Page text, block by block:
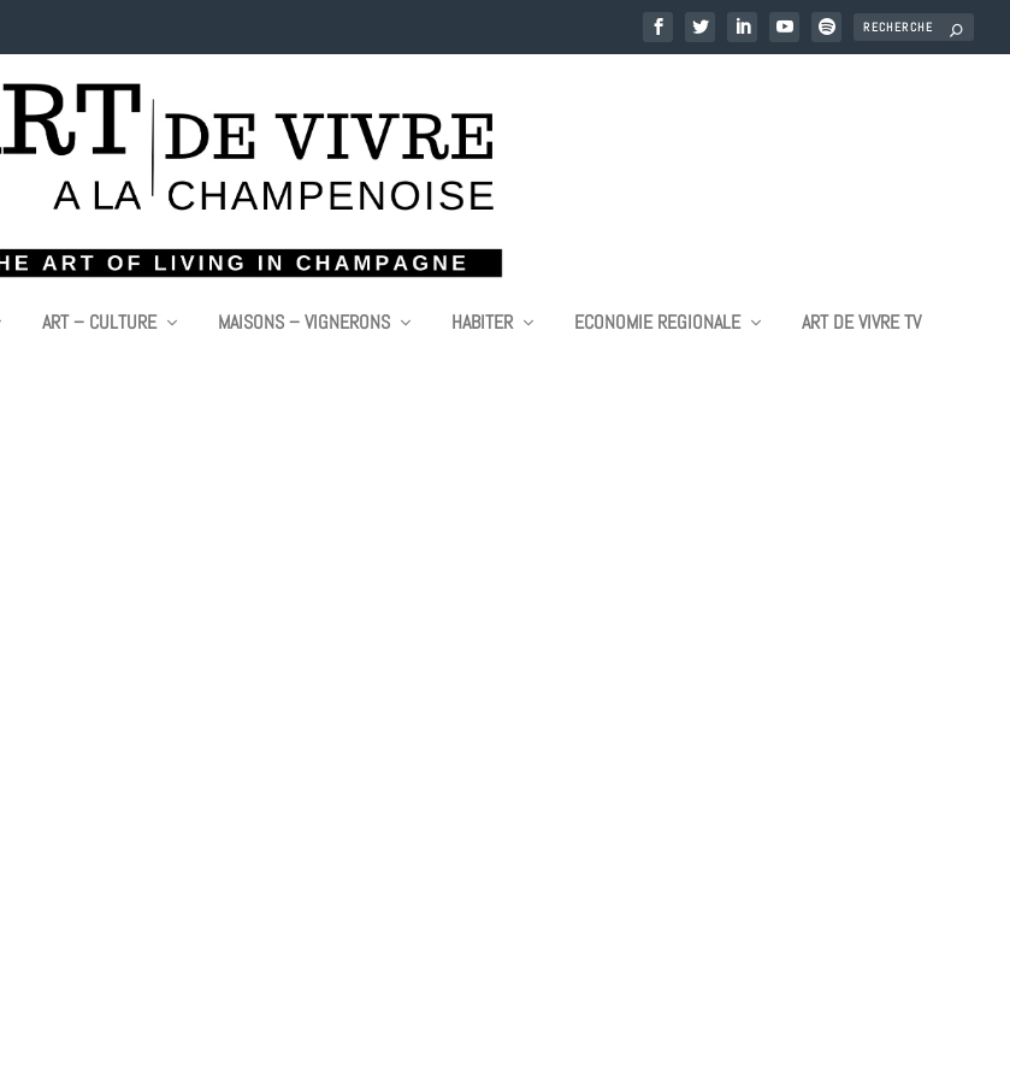
ART – CULTURE MAISONS – VIGNERONS HABITER ECONOMIE REGIONALE ART DE VIVRE TV